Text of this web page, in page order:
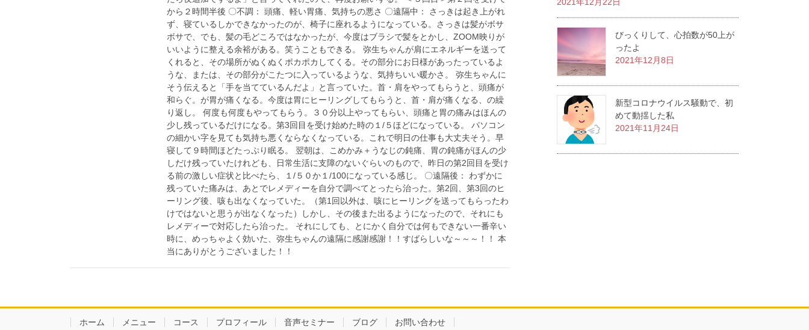
から２時間半後 〇不調： 頭痛、軽い胃痛、気持ちの悪さ 〇遠隔中： さっきは起き上がれ
ず、寝ているしかできなかったのが、椅子に座れるようになっている。さっきは髪がボサ
ボサで、でも、髪の毛どころではなかったが、今度はブラシで髪をとかし、ZOOM映りが
いいように整える余裕がある。笑うこともできる。 弥生ちゃんが肩にエネルギーを送って
くれると、その場所がぬくぬくポカポカしてくる。その部分にお日様があったっているよ
うな、または、その部分がこたつに入っているような、気持ちいい暖かさ。 弥生ちゃんに
そう伝えると「手を当てているんだよ」と言っていた。首・肩をやってもらうと、頭痛が
和らぐ。が胃が痛くなる。今度は胃にヒーリングしてもらうと、首・肩が痛くなる、の繰
り返し。 何度も何度もやってもらう。３０分以上やってもらい、頭痛と胃の痛みはほんの
少し残っているだけになる。第3回目を受け始めた時の１/５ほどになっている。 パソコン
の細かい字を見ても気持ち悪くならなくなっている。これで明日の仕事も大丈夫そう。早
寝して９時間ほどたっぷり眠る。 翌朝は、こめかみ＋うなじの鈍痛、胃の鈍痛がほんの少
しだけ残っていたけれども、日常生活に支障のないぐらいのもので、昨日の第2回目を受け
る前の激しい症状と比べたら、１/５０か１/100になっている感じ。 〇遠隔後： わずかに
残っていた痛みは、あとでレメディーを自分で調べてとったら治った。第2回、第3回のヒ
ーリング後、咳も出なくなっていた。（第1回以外は、咳にヒーリングを送ってもらったわ
けではないと思うが出なくなった）しかし、その後また出るようになったので、それにも
レメディーで対応したら治った。 それにしても、とにかく自分では何もできない一番辛い
時に、めっちゃよく効いた、弥生ちゃんの遠隔に感謝感謝！！すばらしいな～～～！！ 本
当にありがとうございました！！
びっくりして、心拍数が50上が
ったよ
2021年12月8日
新型コロナウイルス騒動で、初
めて動揺した私
2021年11月24日
ホーム メニュー コース プロフィール 音声セミナー ブログ お問い合わせ